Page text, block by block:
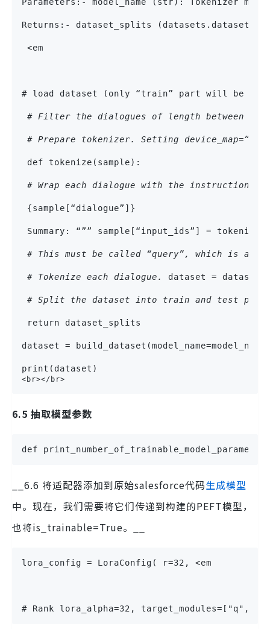
Parameters:- model_name (str): Tokenizer
Returns:- dataset_splits
<em
# load dataset (only “train” part will be
# Filter the dialogues of length between
# Prepare tokenizer. Setting
def tokenize(sample):
# Wrap each dialogue with the instruction.
{sample[“dialogue”]}
Summary: “”” sample[“input_ids”] =
# This must be called “query”, which is a
# Tokenize each dialogue. dataset =
# Split the dataset into train and test
return dataset_splits
dataset =
print(dataset)
<br></br>
6.5 抽取模型参数
def
__6.6 将适配器添加到原始salesforce代码生成模型
中。现在，我们需要将它们传递到构建的PEFT模型，
也将is_trainable=True。__
lora_config = LoraConfig( r=32, <em
# Rank lora_alpha=32, target_modules=["q",